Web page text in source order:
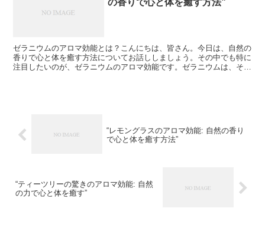
の香りで心と体を癒す方法”
ゼラニウムのアロマ効能とは？こんにちは、皆さん。今日は、自然の
香りで心と体を癒す方法についてお話ししましょう。その中でも特に
注目したいのが、ゼラニウムのアロマ効能です。ゼラニウムは、その
“レモングラスのアロマ効能: 自然の香り
で心と体を癒す方法”
“ティーツリーの驚きのアロマ効能: 自然
の力で心と体を癒す”